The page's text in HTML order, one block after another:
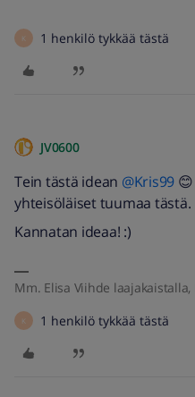
K 1 henkilö tykkää tästä
JV0600
Tein tästä idean @Kris99
yhteisöläiset tuumaa tästä.
Kannatan ideaa! :)
Mm. Elisa Viihde
K 1 henkilö tykkää tästä